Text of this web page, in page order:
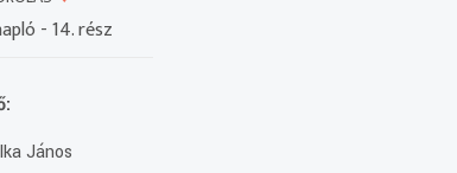
- 14. rész
János